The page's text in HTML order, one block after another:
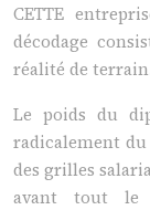
CETTE
décodage
réalité de
Le poids du
radicalement du
des grilles
avant tout le